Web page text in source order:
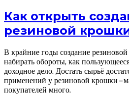
Как открыть
резиновой
В крайние годы создание
набирать обороты, как
доходное дело. Достать сырьё
применений у резиновой крошки –
покупателей много.